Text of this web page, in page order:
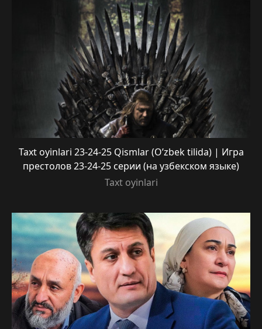
Taxt oyinlari 23-24-25 Qismlar (O’zbek tilida) | Игра
престолов 23-24-25 серии (на узбекском языке)
Taxt oyinlari